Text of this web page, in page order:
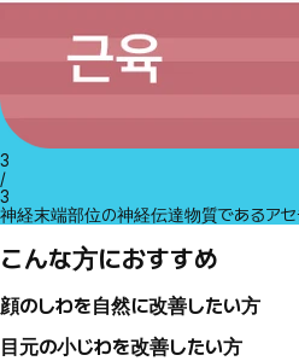
3
/
3
神経末端部位の神経伝達物質であるアセ
こんな方におすすめ
顔のしわを自然に改善したい方
目元の小じわを改善したい方